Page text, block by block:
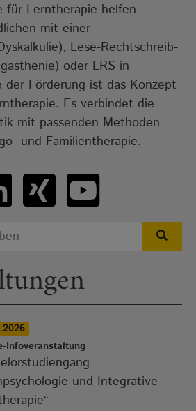
Lerntherapie helfen
mit einer
Lese-Rechtschreib-
oder LRS in
der Förderung ist das Konzept
Es verbindet die
mit passenden Methoden
und Familientherapie.
Infoveranstaltung
und Integrative